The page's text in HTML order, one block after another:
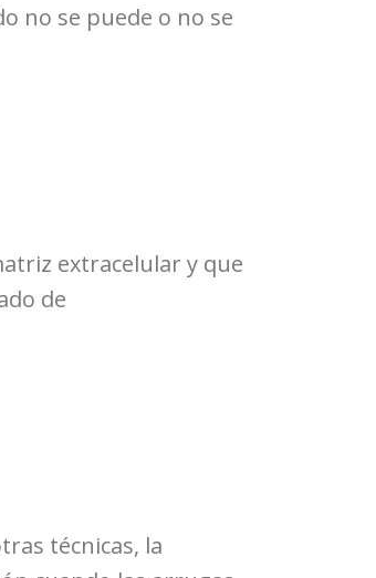
no se puede o no se
extracelular y que
de
técnicas, la